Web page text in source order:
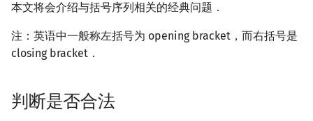
镜像站列表
致谢
Dev-C++
CLion
Special Judge
Testlib
OJ 工具
文件操作
Lambda 表达式
pb_ds
Java 速成
Java 进阶
归并排序
堆排序
前缀和 & 差分
二分
构造
IDA*
回溯法
Alpha–Beta 剪枝
状压 DP
数位 DP
计数 DP
Boyer–Moore 算法
Z 函数（扩展 KMP）
后缀数组 (SA)
置换和排列
弧度制与坐标系
数论
裴蜀定理 & 一次不定方程
费马小定理 & 欧拉定理
多项式多点求值|快速插值
多项式初等函数
贝尔数
伯努利数
线性基
线性映射
块状数据结构
单调栈
ST 表
AVL 树
红黑树
虚树
树分治
拓扑排序
最短路问题
斯坦纳树
扫描线
旋转卡壳
平面最近点对
有限状态自动机
计算理论基础
约瑟夫问题
本文将会介绍与括号序列相关的经典问题．
注：英语中一般称左括号为 opening bracket，而右括号是
closing bracket．
判断是否合法